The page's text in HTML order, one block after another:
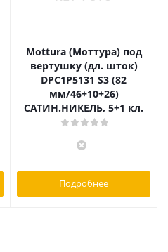
Mottura (Моттура) под
вертушку (дл. шток)
DPC1P5131 S3 (82
мм/46+10+26)
САТИН.НИКЕЛЬ, 5+1 кл.
Подробнее